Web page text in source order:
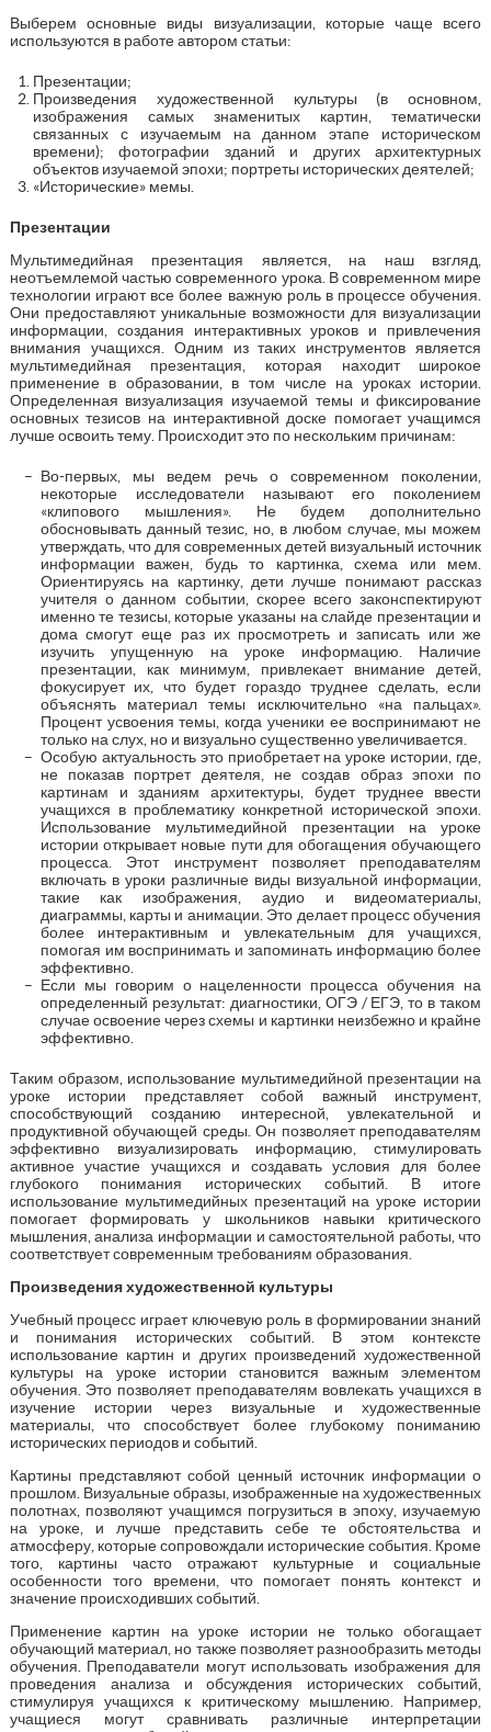
Выберем основные виды визуализации, которые чаще всего
используются в работе автором статьи:
Презентации;
Произведения художественной культуры (в основном,
изображения самых знаменитых картин, тематически
связанных с изучаемым на данном этапе историческом
времени); фотографии зданий и других архитектурных
объектов изучаемой эпохи; портреты исторических деятелей;
«Исторические» мемы.
Презентации
Мультимедийная презентация является, на наш взгляд,
неотъемлемой частью современного урока. В современном мире
технологии играют все более важную роль в процессе обучения.
Они предоставляют уникальные возможности для визуализации
информации, создания интерактивных уроков и привлечения
внимания учащихся. Одним из таких инструментов является
мультимедийная презентация, которая находит широкое
применение в образовании, в том числе на уроках истории.
Определенная визуализация изучаемой темы и фиксирование
основных тезисов на интерактивной доске помогает учащимся
лучше освоить тему. Происходит это по нескольким причинам:
Во-первых, мы ведем речь о современном поколении,
некоторые исследователи называют его поколением
«клипового мышления». Не будем дополнительно
обосновывать данный тезис, но, в любом случае, мы можем
утверждать, что для современных детей визуальный источник
информации важен, будь то картинка, схема или мем.
Ориентируясь на картинку, дети лучше понимают рассказ
учителя о данном событии, скорее всего законспектируют
именно те тезисы, которые указаны на слайде презентации и
дома смогут еще раз их просмотреть и записать или же
изучить упущенную на уроке информацию. Наличие
презентации, как минимум, привлекает внимание детей,
фокусирует их, что будет гораздо труднее сделать, если
объяснять материал темы исключительно «на пальцах».
Процент усвоения темы, когда ученики ее воспринимают не
только на слух, но и визуально существенно увеличивается.
Особую актуальность это приобретает на уроке истории, где,
не показав портрет деятеля, не создав образ эпохи по
картинам и зданиям архитектуры, будет труднее ввести
учащихся в проблематику конкретной исторической эпохи.
Использование мультимедийной презентации на уроке
истории открывает новые пути для обогащения обучающего
процесса. Этот инструмент позволяет преподавателям
включать в уроки различные виды визуальной информации,
такие как изображения, аудио и видеоматериалы,
диаграммы, карты и анимации. Это делает процесс обучения
более интерактивным и увлекательным для учащихся,
помогая им воспринимать и запоминать информацию более
эффективно.
Если мы говорим о нацеленности процесса обучения на
определенный результат: диагностики, ОГЭ / ЕГЭ, то в таком
случае освоение через схемы и картинки неизбежно и крайне
эффективно.
Таким образом, использование мультимедийной презентации на
уроке истории представляет собой важный инструмент,
способствующий созданию интересной, увлекательной и
продуктивной обучающей среды. Он позволяет преподавателям
эффективно визуализировать информацию, стимулировать
активное участие учащихся и создавать условия для более
глубокого понимания исторических событий. В итоге
использование мультимедийных презентаций на уроке истории
помогает формировать у школьников навыки критического
мышления, анализа информации и самостоятельной работы, что
соответствует современным требованиям образования.
Произведения художественной культуры
Учебный процесс играет ключевую роль в формировании знаний
и понимания исторических событий. В этом контексте
использование картин и других произведений художественной
культуры на уроке истории становится важным элементом
обучения. Это позволяет преподавателям вовлекать учащихся в
изучение истории через визуальные и художественные
материалы, что способствует более глубокому пониманию
исторических периодов и событий.
Картины представляют собой ценный источник информации о
прошлом. Визуальные образы, изображенные на художественных
полотнах, позволяют учащимся погрузиться в эпоху, изучаемую
на уроке, и лучше представить себе те обстоятельства и
атмосферу, которые сопровождали исторические события. Кроме
того, картины часто отражают культурные и социальные
особенности того времени, что помогает понять контекст и
значение происходивших событий.
Применение картин на уроке истории не только обогащает
обучающий материал, но также позволяет разнообразить методы
обучения. Преподаватели могут использовать изображения для
проведения анализа и обсуждения исторических событий,
стимулируя учащихся к критическому мышлению. Например,
учащиеся могут сравнивать различные интерпретации